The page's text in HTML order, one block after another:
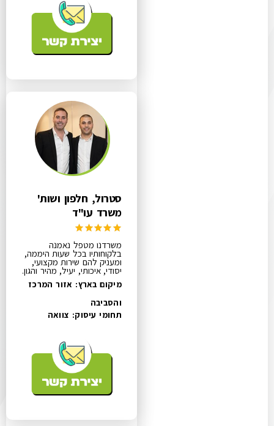
סטרול, חלפון ושות'
משרד עו"ד
משרדנו מטפל נאמנה
בלקוחותיו בכל שעות היממה,
ומעניק להם שירות מקצועי,
יסודי, איכותי, יעיל, מהיר והגון.
מיקום בארץ: אזור המרכז
והסביבה
תחומי עיסוק: צוואה